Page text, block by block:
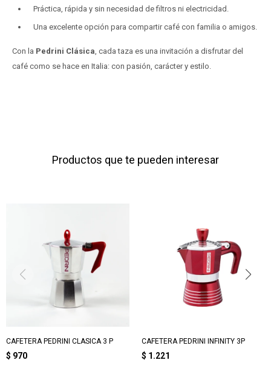
Práctica, rápida y sin necesidad de filtros ni electricidad.
Una excelente opción para compartir café con familia o amigos.
Con la Pedrini Clásica, cada taza es una invitación a disfrutar del
café como se hace en Italia: con pasión, carácter y estilo.
Productos que te pueden interesar
CAFETERA PEDRINI CLASICA 3 P
$ 970
CAFETERA PEDRINI INFINITY 3P
$ 1.221